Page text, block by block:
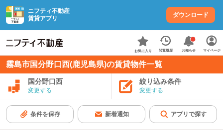
ニフティ不動産
賃貸アプリ
ダウンロード
お気に入り 閲覧履歴 お知らせ マイページ
霧島市国分野口西(鹿児島県)の賃貸物件一覧
国分野口西
変更する
絞り込み条件
変更する
条件を保存 新着通知 アプリで探す